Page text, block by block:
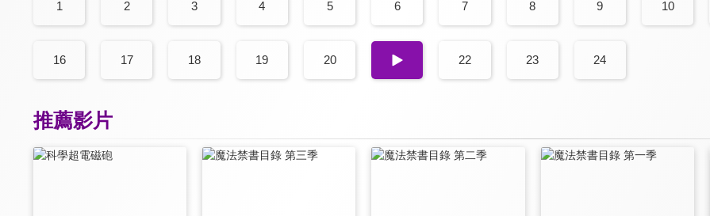
1 2 3 4 5 6 7 8 9 10
16 17 18 19 20 21 22 23 24
推薦影片